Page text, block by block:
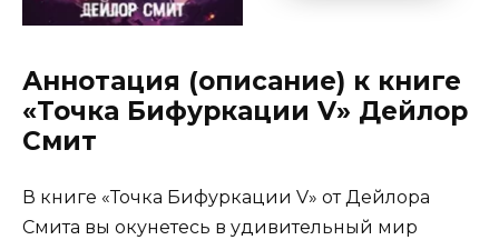
Аннотация (описание) к книге
«Точка Бифуркации V» Дейлор
Смит
В книге «Точка Бифуркации V» от Дейлора
Смита вы окунетесь в удивительный мир